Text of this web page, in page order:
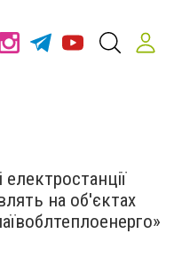
електростанції
на об'єктах